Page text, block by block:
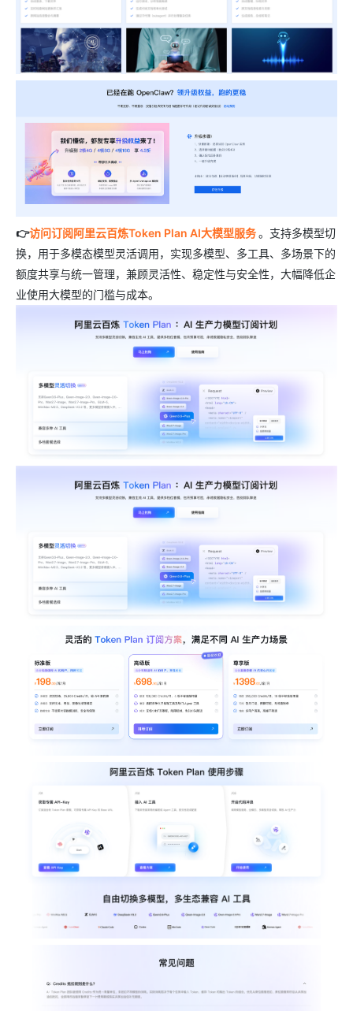
👉访问订阅阿里云百炼Token Plan AI大模型服务。支持多模型切
换，用于多模态模型灵活调用，实现多模型、多工具、多场景下的
额度共享与统一管理，兼顾灵活性、稳定性与安全性，大幅降低企
业使用大模型的门槛与成本。